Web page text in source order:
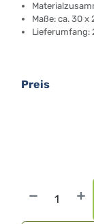
Maße: ca. 30 x
Lieferumfang:
Preis